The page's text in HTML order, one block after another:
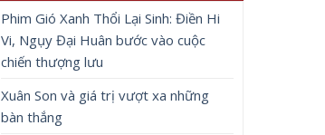
Phim Gió Xanh Thổi Lại Sinh: Điền Hi
Vi, Ngụy Đại Huân bước vào cuộc
chiến thượng lưu
Xuân Son và giá trị vượt xa những
bàn thắng